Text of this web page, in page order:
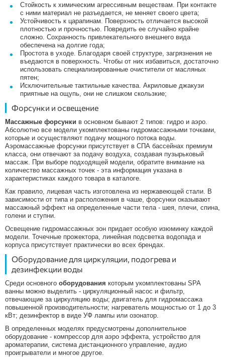
Стойкость к химическим агрессивным веществам. При контакте
с ними материал не разъедается, не меняет своего цвета;
Устойчивость к царапинам. Поверхность отличается высокой
плотностью и прочностью. Повредить ее случайно крайне
сложно. Сохранность привлекательного внешнего вида
обеспечена на долгие года;
Простота в уходе. Благодаря своей структуре, загрязнения не
въедаются в поверхность. Чтобы от них избавиться, достаточно
использовать специализированные очистители от масляных
пятен;
Исключительные тактильные качества. Акриловые джакузи
приятные на ощупь, они не слишком скользкие;
Форсунки и освещение
Массажные форсунки в основном бывают 2 типов: гидро и аэро.
Абсолютно все модели укомплектованы гидромассажными точками,
которые и осуществляют подачу мощного потока воды.
Аэромассажные форсунки присутствует в СПА бассейнах премиум
класса, они отвечают за подачу воздуха, создавая пузырьковый
массаж. При выборе подходящей модели, обратите внимание на
количество массажных точек - эта информация указана в
характеристиках каждого товара в каталоге.
Как правило, лицевая часть изготовлена из нержавеющей стали. В
зависимости от типа и расположения в чаше, форсунки оказывают
массажный эффект на определенные части тела - шея, плечи, спина,
голени и ступни.
Освещение гидромассажных зон придает особую изюминку каждой
модели. Точечные прожектора, линейная подсветка водопада и
корпуса присутствует практически во всех брендах.
Оборудование для циркуляции, подогрева и
дезинфекции воды
Среди основного оборудования которым укомплектованы SPA
ванны можно выделить - циркуляционный насос и фильтр,
отвечающие за циркуляцию воды; двигатель для гидромассажа
повышенной производительности; нагреватель мощностью от 1 до 3
кВт; дезинфектор в виде УФ лампы или озонатор.
В определенных моделях предусмотрены дополнительное
оборудование - компрессор для аэро эффекта, устройство для
ароматерапии, система дистанционного управление, аудио
проигрыватели и многое другое.